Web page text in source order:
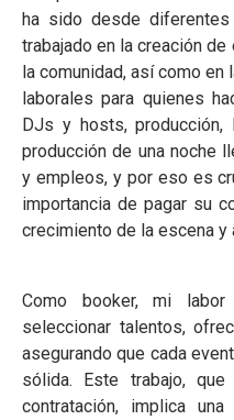
ha sido desde diferentes
trabajado en la creación
la comunidad, así como en
laborales para quienes
DJs y hosts, producción,
producción de una noche
y empleos, y por eso es
importancia de pagar su
crecimiento de la escena
Como booker, mi
seleccionar talentos,
asegurando que cada
sólida. Este trabajo,
contratación, implica